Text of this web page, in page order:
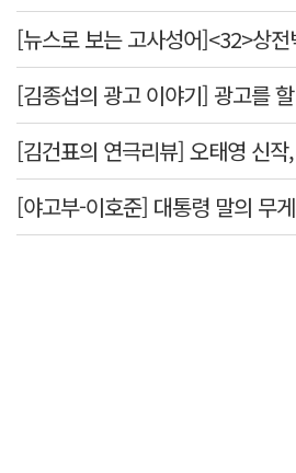
[야고부-이호준] 대통령 말의 무게